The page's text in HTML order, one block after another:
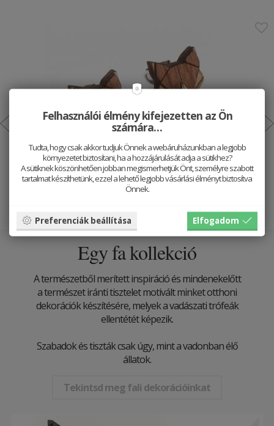
Fa fülbevaló Fox Earrings
5990 HUF
Egy fa kollekció
A természetből merített inspiráció és mindenekelőtt
a természet iránti tisztelet motivált minket otthoni
dekorációk készítésére, melyek a vadászati ​​trófeák
ellentétét képezik.
Szabadok és tiszták csak úgy, mint a vadonban élő
állatok.
Tekintsd meg fali dekorációinkat
Felhasználói élmény kifejezetten az Ön
számára…
Tudta, hogy csak akkor tudjuk Önnek a webáruházunkban a legjobb
környezetet biztosítani, ha a hozzájárulását adja a sütikhez?
A sütiknek köszönhetően jobban megismerhetjük Önt, személyre szabott
tartalmat készíthetünk, ezzel a lehető legjobb vásárlási élményt biztosítva
Önnek.
Preferenciák beállítása Elfogadom